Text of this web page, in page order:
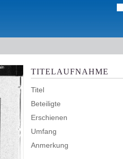
TITELAUFNAHME
Titel
Beteiligte
Erschienen
Umfang
Anmerkung